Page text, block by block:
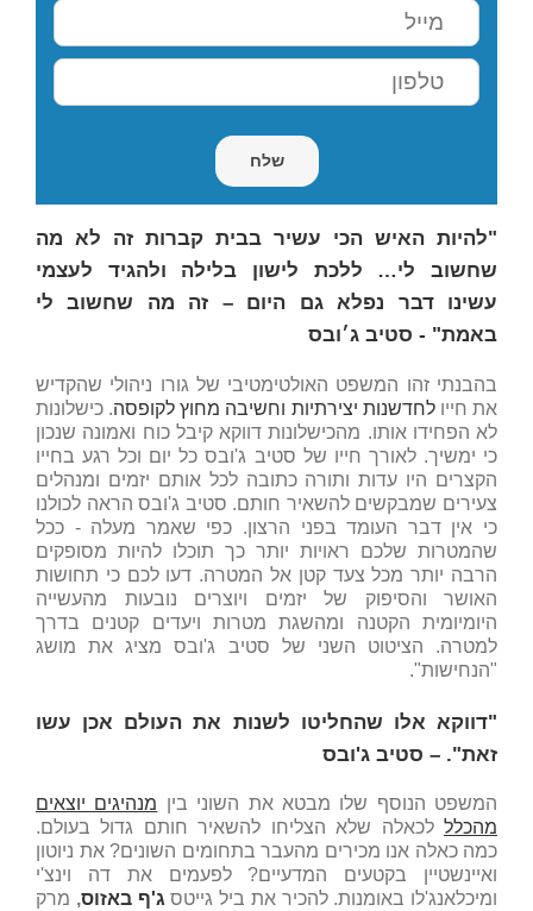
"להיות האיש הכי עשיר בבית קברות זה לא מה
שחשוב לי… ללכת לישון בלילה ולהגיד לעצמי
עשינו דבר נפלא גם היום – זה מה שחשוב לי
באמת" - סטיב ג׳ובס
בהבנתי זהו המשפט האולטימטיבי של גורו ניהולי שהקדיש
את חייולחדשנות יצירתיות וחשיבה מחוץ לקופסה. כישלונות
לא הפחידו אותו. מהכישלונות דווקא קיבל כוח ואמונה שנכון
כי ימשיך. לאורך חייו של סטיב ג'ובס כל יום וכל רגע בחייו
הקצרים היו עדות ותורה כתובה לכל אותם יזמים ומנהלים
צעירים שמבקשים להשאיר חותם. סטיב ג'ובס הראה לכולנו
כי אין דבר העומד בפני הרצון. כפי שאמר מעלה - ככל
שהמטרות שלכם ראויות יותר כך תוכלו להיות מסופקים
הרבה יותר מכל צעד קטן אל המטרה. דעו לכם כי תחושות
האושר והסיפוק של יזמים ויוצרים נובעות מהעשייה
היומיומית הקטנה ומהשגת מטרות ויעדים קטנים בדרך
למטרה. הציטוט השני של סטיב ג'ובס מציג את מושג
"הנחישות".
"דווקא אלו שהחליטו לשנות את העולם אכן עשו
זאת". – סטיב ג'ובס
המשפט הנוסף שלו מבטא את השוני בין מנהיגים יוצאים
מהכלל לכאלה שלא הצליחו להשאיר חותם גדול בעולם.
כמה כאלה אנו מכירים מהעבר בתחומים השונים? את ניוטון
ואיינשטיין בקטעים המדעיים? לפעמים את דה וינצ'י
ומיכלאנג'לו באומנות. להכיר את ביל גייטס ג'ף באזוס, מרק